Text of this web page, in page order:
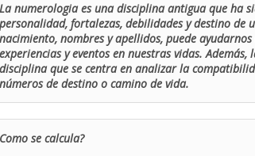
La numerologia es una disciplina antigua que ha
personalidad, fortalezas, debilidades y destino de
nacimiento, nombres y apellidos, puede
experiencias y eventos en nuestras vidas.
disciplina que se centra en analizar la
números de destino o camino de vida.
Como se calcula?